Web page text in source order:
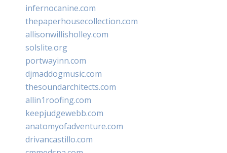
infernocanine.com
thepaperhousecollection.com
allisonwillisholley.com
solslite.org
portwayinn.com
djmaddogmusic.com
thesoundarchitects.com
allin1roofing.com
keepjudgewebb.com
anatomyofadventure.com
drivancastillo.com